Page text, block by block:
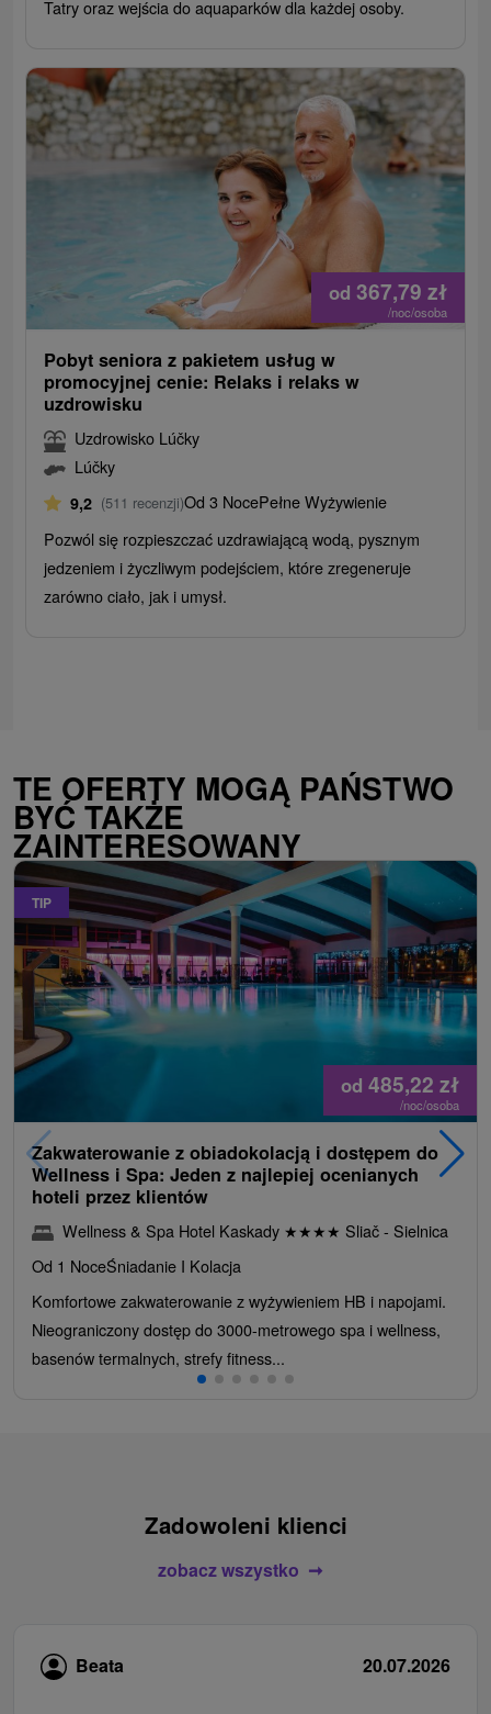
Tatry oraz wejścia do aquaparków dla każdej osoby.
od 367,79 zł
/noc/osoba
Pobyt seniora z pakietem usług w
promocyjnej cenie: Relaks i relaks w
uzdrowisku
Uzdrowisko Lúčky
Lúčky
9,2 (511 recenzji)Od 3 NocePełne Wyżywienie
Pozwól się rozpieszczać uzdrawiającą wodą, pysznym
jedzeniem i życzliwym podejściem, które zregeneruje
zarówno ciało, jak i umysł.
TE OFERTY MOGĄ PAŃSTWO
BYĆ TAKŻE
ZAINTERESOWANY
TIP
od 485,22 zł
/noc/osoba
Zakwaterowanie z obiadokolacją i dostępem do
Wellness i Spa: Jeden z najlepiej ocenianych
hoteli przez klientów
Wellness & Spa Hotel Kaskady ★★★★ Sliač - Sielnica
Od 1 NoceŚniadanie I Kolacja
Komfortowe zakwaterowanie z wyżywieniem HB i napojami.
Nieograniczony dostęp do 3000-metrowego spa i wellness,
basenów termalnych, strefy fitness...
Zadowoleni klienci
zobacz wszystko
Beata 20.07.2026